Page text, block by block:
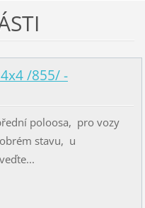
/855/ -
poloosa, pro vozy
stavu, u